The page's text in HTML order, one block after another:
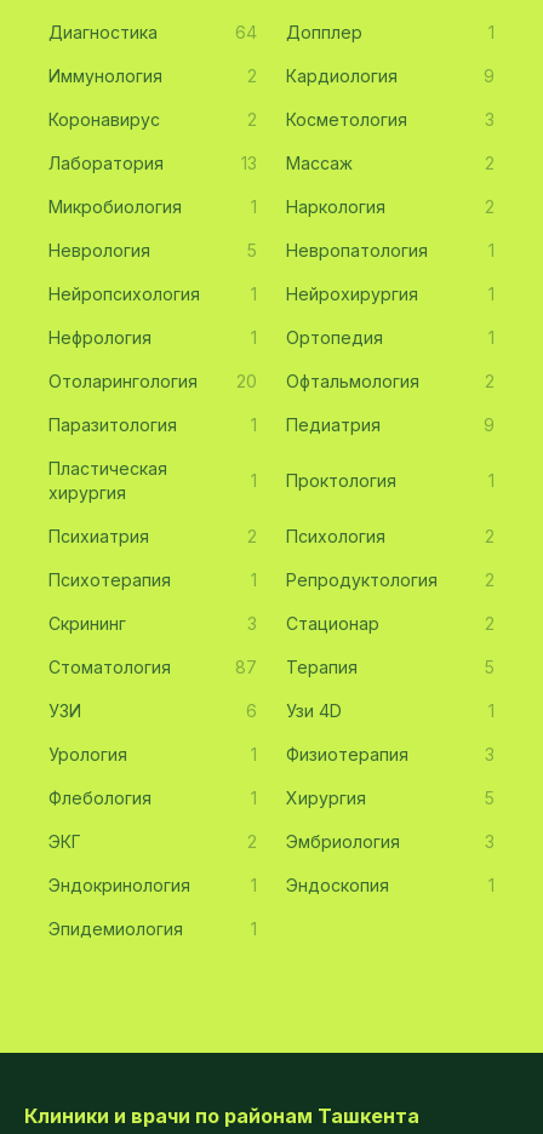
Диагностика 64 Допплер 1
Иммунология 2 Кардиология 9
Коронавирус 2 Косметология 3
Лаборатория 13 Массаж 2
Микробиология 1 Наркология 2
Неврология 5 Невропатология 1
Нейропсихология 1 Нейрохирургия 1
Нефрология 1 Ортопедия 1
Отоларингология 20 Офтальмология 2
Паразитология 1 Педиатрия 9
Пластическая
хирургия
1 Проктология 1
Психиатрия 2 Психология 2
Психотерапия 1 Репродуктология 2
Скрининг 3 Стационар 2
Стоматология 87 Терапия 5
УЗИ 6 Узи 4D 1
Урология 1 Физиотерапия 3
Флебология 1 Хирургия 5
ЭКГ 2 Эмбриология 3
Эндокринология 1 Эндоскопия 1
Эпидемиология 1
Клиники и врачи по районам Ташкента